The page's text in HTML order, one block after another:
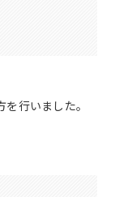
行いました。